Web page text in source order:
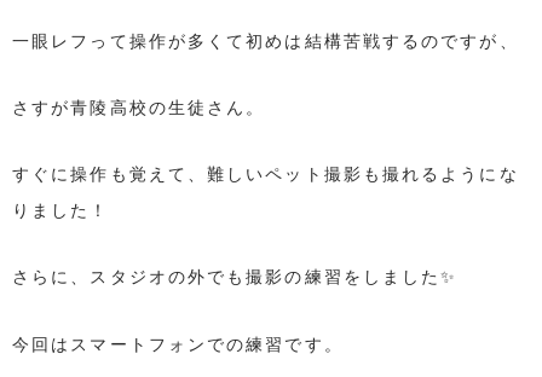
一眼レフって操作が多くて初めは結構苦戦するのですが、
さすが青陵高校の生徒さん。
すぐに操作も覚えて、難しいペット撮影も撮れるようにな
りました！
さらに、スタジオの外でも撮影の練習をしました✨
今回はスマートフォンでの練習です。